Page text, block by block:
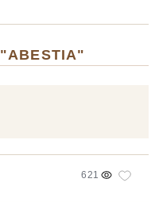
621